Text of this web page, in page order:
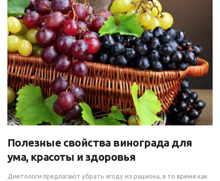
Полезные свойства винограда для
ума, красоты и здоровья
Диетологи предлагают убрать ягоду из рациона, в то время как